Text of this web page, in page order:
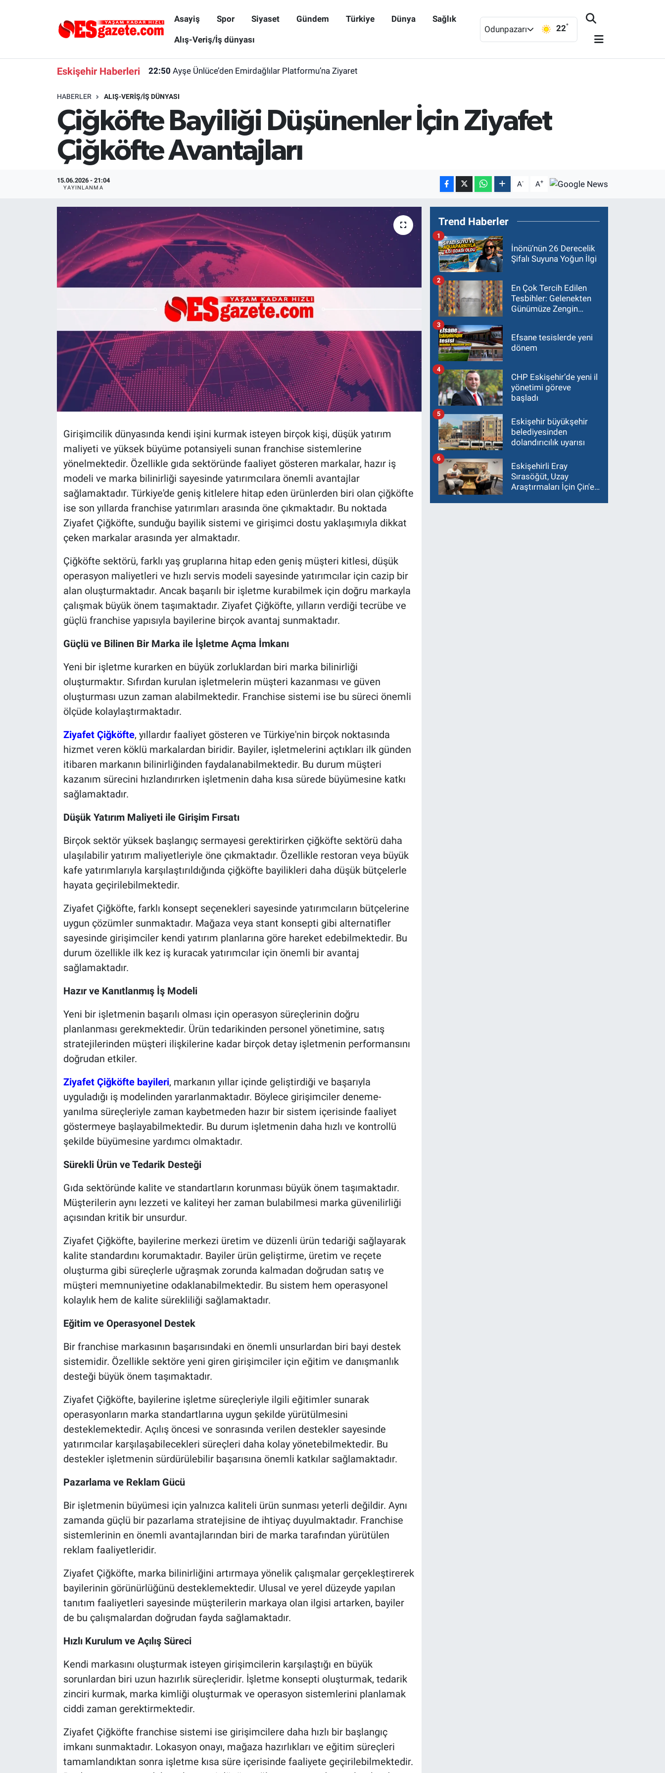
Asayiş Spor Siyaset Gündem Türkiye Dünya Sağlık
Alış-Veriş/İş dünyası
Odunpazarı 22°
Eskişehir Haberleri 22:50 Ayşe Ünlüce’den Emirdağlılar Platformu’na Ziyaret
HABERLER ALIŞ-VERIŞ/İŞ DÜNYASI
Çiğköfte Bayiliği Düşünenler İçin Ziyafet
Çiğköfte Avantajları
15.06.2026 - 21:04
YAYINLANMA A- A+
Girişimcilik dünyasında kendi işini kurmak isteyen birçok kişi, düşük yatırım
maliyeti ve yüksek büyüme potansiyeli sunan franchise sistemlerine
yönelmektedir. Özellikle gıda sektöründe faaliyet gösteren markalar, hazır iş
modeli ve marka bilinirliği sayesinde yatırımcılara önemli avantajlar
sağlamaktadır. Türkiye'de geniş kitlelere hitap eden ürünlerden biri olan çiğköfte
ise son yıllarda franchise yatırımları arasında öne çıkmaktadır. Bu noktada
Ziyafet Çiğköfte, sunduğu bayilik sistemi ve girişimci dostu yaklaşımıyla dikkat
çeken markalar arasında yer almaktadır.
Çiğköfte sektörü, farklı yaş gruplarına hitap eden geniş müşteri kitlesi, düşük
operasyon maliyetleri ve hızlı servis modeli sayesinde yatırımcılar için cazip bir
alan oluşturmaktadır. Ancak başarılı bir işletme kurabilmek için doğru markayla
çalışmak büyük önem taşımaktadır. Ziyafet Çiğköfte, yılların verdiği tecrübe ve
güçlü franchise yapısıyla bayilerine birçok avantaj sunmaktadır.
Güçlü ve Bilinen Bir Marka ile İşletme Açma İmkanı
Yeni bir işletme kurarken en büyük zorluklardan biri marka bilinirliği
oluşturmaktır. Sıfırdan kurulan işletmelerin müşteri kazanması ve güven
oluşturması uzun zaman alabilmektedir. Franchise sistemi ise bu süreci önemli
ölçüde kolaylaştırmaktadır.
Ziyafet Çiğköfte, yıllardır faaliyet gösteren ve Türkiye'nin birçok noktasında
hizmet veren köklü markalardan biridir. Bayiler, işletmelerini açtıkları ilk günden
itibaren markanın bilinirliğinden faydalanabilmektedir. Bu durum müşteri
kazanım sürecini hızlandırırken işletmenin daha kısa sürede büyümesine katkı
sağlamaktadır.
Düşük Yatırım Maliyeti ile Girişim Fırsatı
Birçok sektör yüksek başlangıç sermayesi gerektirirken çiğköfte sektörü daha
ulaşılabilir yatırım maliyetleriyle öne çıkmaktadır. Özellikle restoran veya büyük
kafe yatırımlarıyla karşılaştırıldığında çiğköfte bayilikleri daha düşük bütçelerle
hayata geçirilebilmektedir.
Ziyafet Çiğköfte, farklı konsept seçenekleri sayesinde yatırımcıların bütçelerine
uygun çözümler sunmaktadır. Mağaza veya stant konsepti gibi alternatifler
sayesinde girişimciler kendi yatırım planlarına göre hareket edebilmektedir. Bu
durum özellikle ilk kez iş kuracak yatırımcılar için önemli bir avantaj
sağlamaktadır.
Hazır ve Kanıtlanmış İş Modeli
Yeni bir işletmenin başarılı olması için operasyon süreçlerinin doğru
planlanması gerekmektedir. Ürün tedarikinden personel yönetimine, satış
stratejilerinden müşteri ilişkilerine kadar birçok detay işletmenin performansını
doğrudan etkiler.
Ziyafet Çiğköfte bayileri, markanın yıllar içinde geliştirdiği ve başarıyla
uyguladığı iş modelinden yararlanmaktadır. Böylece girişimciler deneme-
yanılma süreçleriyle zaman kaybetmeden hazır bir sistem içerisinde faaliyet
göstermeye başlayabilmektedir. Bu durum işletmenin daha hızlı ve kontrollü
şekilde büyümesine yardımcı olmaktadır.
Sürekli Ürün ve Tedarik Desteği
Gıda sektöründe kalite ve standartların korunması büyük önem taşımaktadır.
Müşterilerin aynı lezzeti ve kaliteyi her zaman bulabilmesi marka güvenilirliği
açısından kritik bir unsurdur.
Ziyafet Çiğköfte, bayilerine merkezi üretim ve düzenli ürün tedariği sağlayarak
kalite standardını korumaktadır. Bayiler ürün geliştirme, üretim ve reçete
oluşturma gibi süreçlerle uğraşmak zorunda kalmadan doğrudan satış ve
müşteri memnuniyetine odaklanabilmektedir. Bu sistem hem operasyonel
kolaylık hem de kalite sürekliliği sağlamaktadır.
Eğitim ve Operasyonel Destek
Bir franchise markasının başarısındaki en önemli unsurlardan biri bayi destek
sistemidir. Özellikle sektöre yeni giren girişimciler için eğitim ve danışmanlık
desteği büyük önem taşımaktadır.
Ziyafet Çiğköfte, bayilerine işletme süreçleriyle ilgili eğitimler sunarak
operasyonların marka standartlarına uygun şekilde yürütülmesini
desteklemektedir. Açılış öncesi ve sonrasında verilen destekler sayesinde
yatırımcılar karşılaşabilecekleri süreçleri daha kolay yönetebilmektedir. Bu
destekler işletmenin sürdürülebilir başarısına önemli katkılar sağlamaktadır.
Pazarlama ve Reklam Gücü
Bir işletmenin büyümesi için yalnızca kaliteli ürün sunması yeterli değildir. Aynı
zamanda güçlü bir pazarlama stratejisine de ihtiyaç duyulmaktadır. Franchise
sistemlerinin en önemli avantajlarından biri de marka tarafından yürütülen
reklam faaliyetleridir.
Ziyafet Çiğköfte, marka bilinirliğini artırmaya yönelik çalışmalar gerçekleştirerek
bayilerinin görünürlüğünü desteklemektedir. Ulusal ve yerel düzeyde yapılan
tanıtım faaliyetleri sayesinde müşterilerin markaya olan ilgisi artarken, bayiler
de bu çalışmalardan doğrudan fayda sağlamaktadır.
Hızlı Kurulum ve Açılış Süreci
Kendi markasını oluşturmak isteyen girişimcilerin karşılaştığı en büyük
sorunlardan biri uzun hazırlık süreçleridir. İşletme konsepti oluşturmak, tedarik
zinciri kurmak, marka kimliği oluşturmak ve operasyon sistemlerini planlamak
ciddi zaman gerektirmektedir.
Ziyafet Çiğköfte franchise sistemi ise girişimcilere daha hızlı bir başlangıç
imkanı sunmaktadır. Lokasyon onayı, mağaza hazırlıkları ve eğitim süreçleri
tamamlandıktan sonra işletme kısa süre içerisinde faaliyete geçirilebilmektedir.
Trend Haberler
İnönü’nün 26 Derecelik
Şifalı Suyuna Yoğun İlgi
1
En Çok Tercih Edilen
Tesbihler: Gelenekten
Günümüze Zengin
2
Efsane tesislerde yeni
dönem
3
CHP Eskişehir’de yeni il
yönetimi göreve
başladı
4
Eskişehir büyükşehir
belediyesinden
dolandırıcılık uyarısı
5
Eskişehirli Eray
Sırasöğüt, Uzay
Araştırmaları İçin Çin'e
6
Gündem
Alış-Veriş/İş dünyası
Eskişehirspor Arşivi
Eskişehir Arşivi
Kültür Sanat
Kütahya
Bilim ve Teknoloji
Eskişehir Nöbetçi Eczaneler
Süper Lig Puan Durumu ve Fikstür
Tüm Manşetler
Son Dakika Haberleri
Haber Arşivi